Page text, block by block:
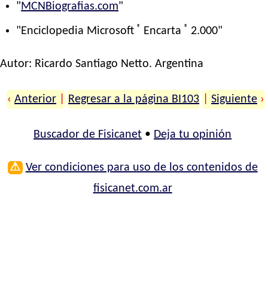
"MCNBiografias.com"
"Enciclopedia Microsoft ® Encarta ® 2.000"
Autor: Ricardo Santiago Netto. Argentina
‹ Anterior Regresar a la página BI103 Siguiente ›
Buscador de Fisicanet • Deja tu opinión
⚠ Ver condiciones para uso de los contenidos de
fisicanet.com.ar